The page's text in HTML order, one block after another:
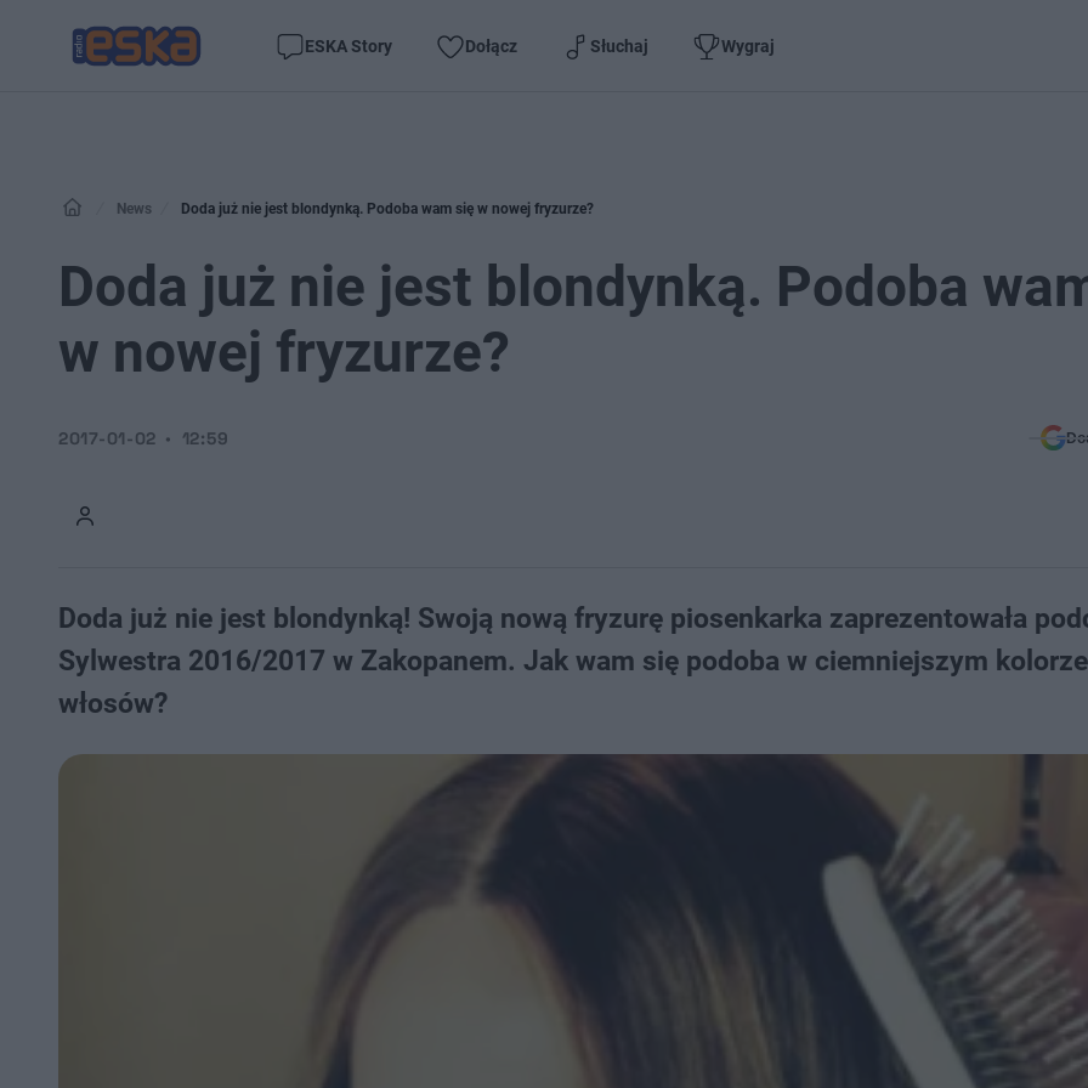
ESKA Story Dołącz Słuchaj Wygraj
News Doda już nie jest blondynką. Podoba wam się w nowej fryzurze?
Doda już nie jest blondynką. Podoba
w nowej fryzurze?
2017-01-02 12:59
Doda już nie jest blondynką! Swoją nową fryzurę piosenkarka zaprezentowała
Sylwestra 2016/2017 w Zakopanem. Jak wam się podoba w ciemniejszym kolorze
włosów?